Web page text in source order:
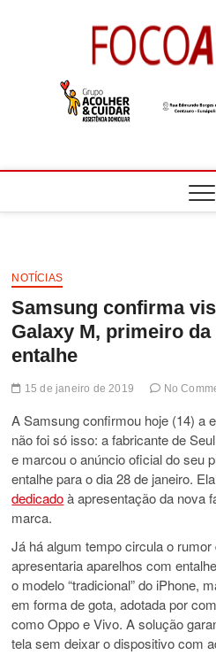
NOTÍCIAS
Samsung confirma
Galaxy M, primeiro
entalhe
15 de janeiro de 2019 No
A Samsung confirmou hoje (14) a
não foi só isso: a fabricante de
e marcou o anúncio oficial do seu
entalhe para o dia 28 de janeiro.
dedicadoà apresentação da nova
marca.
Já há algum tempo circula o
apresentaria aparelhos com
o modelo “tradicional” do iPhone,
em forma de gota, adotada por
como Oppo e Vivo. A solução
tela sem deixar o dispositivo com